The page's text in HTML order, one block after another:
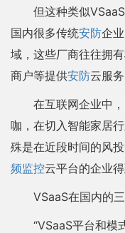
但这种类似
国内很多传统安防企
域，这些厂商往往拥
商户等提供安防云服务
在互联网企业中
咖，在切入智能家居
殊是在近段时间的风
频监控云平台的企业得
VSaaS在国内的
“VSaaS平台和模